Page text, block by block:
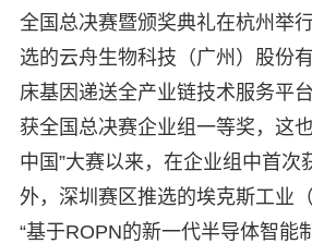
全国总决赛暨颁奖典礼在杭州举
选的云舟生物科技（广州）股份
床基因递送全产业链技术服务平
获全国总决赛企业组一等奖，这
中国”大赛以来，在企业组中首次
外，深圳赛区推选的埃克斯工业
“基于ROPN的新一代半导体智能